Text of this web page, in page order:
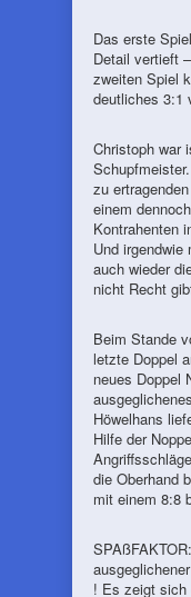
Das erste
Detail vertieft
zweiten Spiel
deutliches 3:1
Christoph war
zu
einem
Kontrahenten
Und
auch wieder
nicht Recht
Beim Stande
letzte Doppel
neues Doppel
Höwelhans
Hilfe der
die Oberhand
mit einem 8:8
! Es zeigt sich